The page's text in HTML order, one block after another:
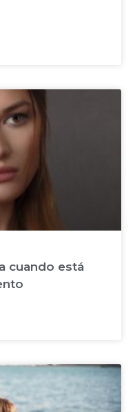
cuando está